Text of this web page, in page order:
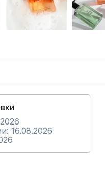
16.08.2026